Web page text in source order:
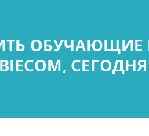
ОБУЧАЮЩИЕ